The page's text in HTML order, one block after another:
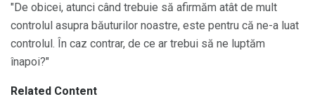
"De obicei, atunci când trebuie să afirmăm atât de mult
controlul asupra băuturilor noastre, este pentru că ne-a luat
controlul. În caz contrar, de ce ar trebui să ne luptăm
înapoi?"
Related Content